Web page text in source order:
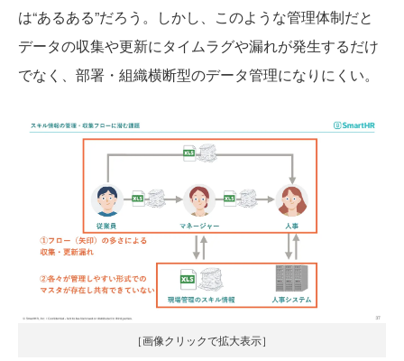
は“あるある”だろう。しかし、このような管理体制だと
データの収集や更新にタイムラグや漏れが発生するだけ
でなく、部署・組織横断型のデータ管理になりにくい。
［画像クリックで拡大表示］